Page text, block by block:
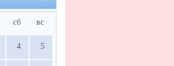
сб вс
4 5